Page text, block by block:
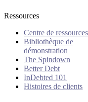
Ressources
Centre de ressources
Bibliothèque de
démonstration
The Spindown
Better Debt
InDebted 101
Histoires de clients